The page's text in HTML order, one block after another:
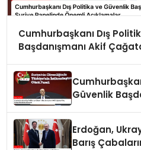
Cumhurbaşkanı Dış
Başdanışmanı Akif
Güvenlik
Erdoğan,
Barış